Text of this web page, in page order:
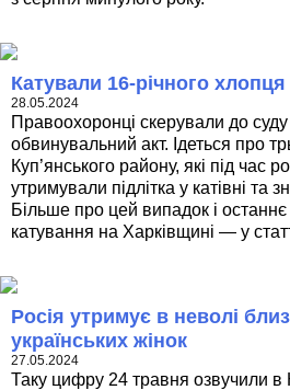
Катували 16-річного
28.05.2024
Правоохоронці скерували до
обвинувальний акт. Ідеться про
Куп’янського району, які під час
утримували підлітка у катівні та
Більше про цей випадок і
катування на Харківщині — у
Росія утримує в неволі
українських жінок
27.05.2024
Таку цифру 24 травня озвучили в